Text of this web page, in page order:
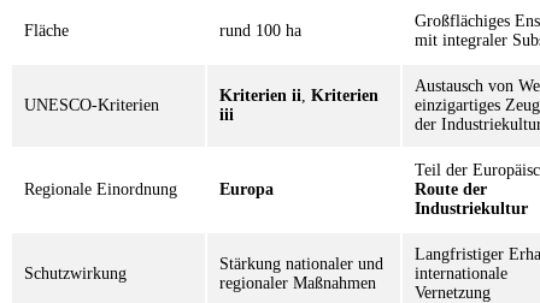
Fläche rund 100 ha
Großflächiges
mit integraler
UNESCO-Kriterien
Kriterien ii, Kriterien
iii
Austausch von
einzigartiges
der
Regionale Einordnung Europa
Teil der
Route der
Industriekultur
Schutzwirkung
Stärkung nationaler und
regionaler Maßnahmen
Langfristiger
internationale
Vernetzung